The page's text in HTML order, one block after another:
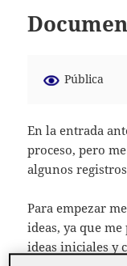
Pública
En la entrada
proceso, pero
algunos
Para empezar
ideas, ya que
ideas iniciales y